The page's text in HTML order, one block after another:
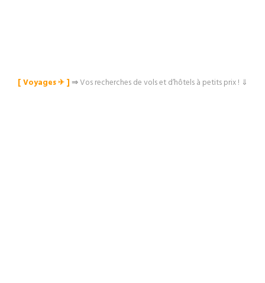
[ Voyages ✈︎ ]⇒Vos recherches de vols et d’hôtels à petits prix ! ⇓